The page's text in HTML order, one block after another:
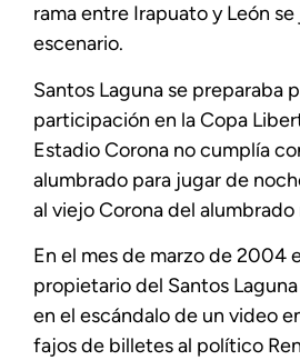
rama entre Irapuato y León
escenario.
Santos Laguna se preparaba
participación en la Copa
Estadio Corona no cumplía
alumbrado para jugar de
al viejo Corona del
En el mes de marzo de 2004
propietario del Santos
en el escándalo de un video
fajos de billetes al político